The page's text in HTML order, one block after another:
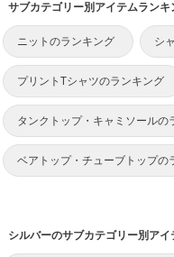
サブカテゴリー別アイテムランキ
ニットのランキング シ
プリントTシャツのランキング
タンクトップ・キャミソールの
ベアトップ・チューブトップの
シルバーのサブカテゴリー別アイ